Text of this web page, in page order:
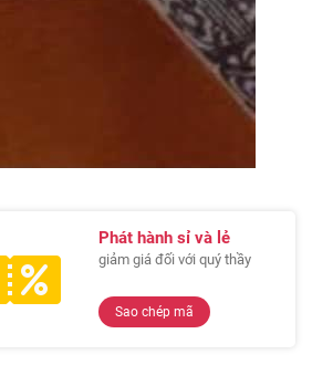
Phát hành sỉ và lẻ
giảm giá đối với quý thầy
Sao chép mã